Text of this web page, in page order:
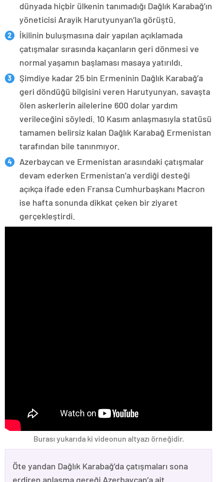
dünyada hiçbir ülkenin tanımadığı Dağlık Karabağ’ın
yöneticisi Arayik Harutyunyan’la görüştü.
İkilinin buluşmasına dair yapılan açıklamada
çatışmalar sırasında kaçanların geri dönmesi ve
normal yaşamın başlaması masaya yatırıldı.
Şimdiye kadar 25 bin Ermeninin Dağlık Karabağ’a
geri döndüğü bilgisini veren Harutyunyan, savaşta
ölen askerlerin ailelerine 600 dolar yardım
verileceğini söyledi. 10 Kasım anlaşmasıyla statüsü
tamamen belirsiz kalan Dağlık Karabağ Ermenistan
tarafından bile tanınmıyor.
Azerbaycan ve Ermenistan arasındaki çatışmalar
devam ederken Ermenistan’a verdiği desteği
açıkça ifade eden Fransa Cumhurbaşkanı Macron
ise hafta sonunda dikkat çeken bir ziyaret
gerçekleştirdi.
Burası yukarıda ki videonun altyazı örneğidir.
Öte yandan Dağlık Karabağ’da çatışmaları sona
erdiren anlaşma gereği Azerbaycan’a ait